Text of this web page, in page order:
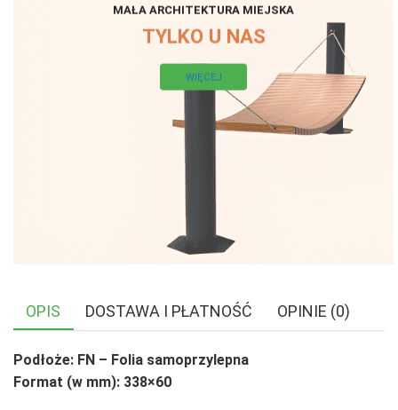
MAŁA ARCHITEKTURA MIEJSKA
TYLKO U NAS
WIĘCEJ
OPIS DOSTAWA I PŁATNOŚĆ OPINIE (0)
Podłoże: FN – Folia samoprzylepna
Format (w mm): 338×60